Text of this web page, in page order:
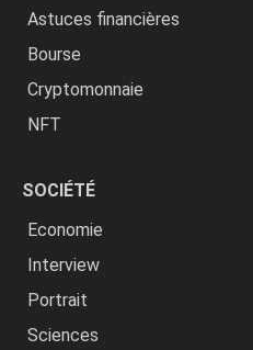
Astuces financières
Bourse
Cryptomonnaie
NFT
SOCIÉTÉ
Economie
Interview
Portrait
Sciences